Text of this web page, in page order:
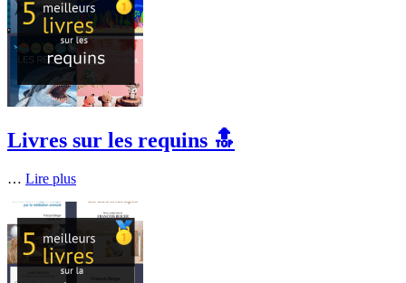
Livres sur les requins 🔝
… Lire plus